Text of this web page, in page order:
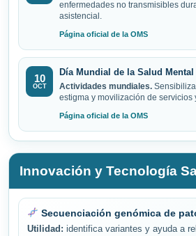
enfermedades no transmisibles
asistencial.
Página oficial de la OMS
10
OCT
Día Mundial de la Salud Mental
Actividades mundiales.
estigma y movilización de servicios
Página oficial de la OMS
Innovación y Tecnología
Secuenciación genómica de
Utilidad: identifica variantes y ayuda a